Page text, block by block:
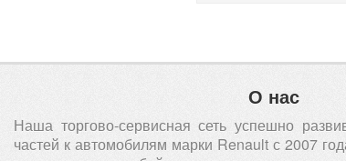
О нас
Наша торгово-сервисная сеть успешно
частей к автомобилям марки Renault с 2007